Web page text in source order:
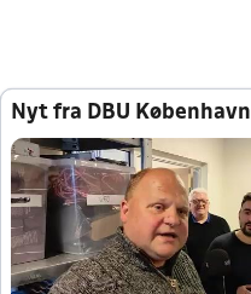
Nyt fra DBU København